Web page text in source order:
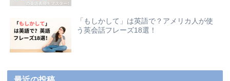
「もしかして」は英語で？アメリカ人が使
う英会話フレーズ18選！